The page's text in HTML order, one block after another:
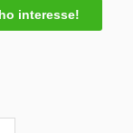
interesse!